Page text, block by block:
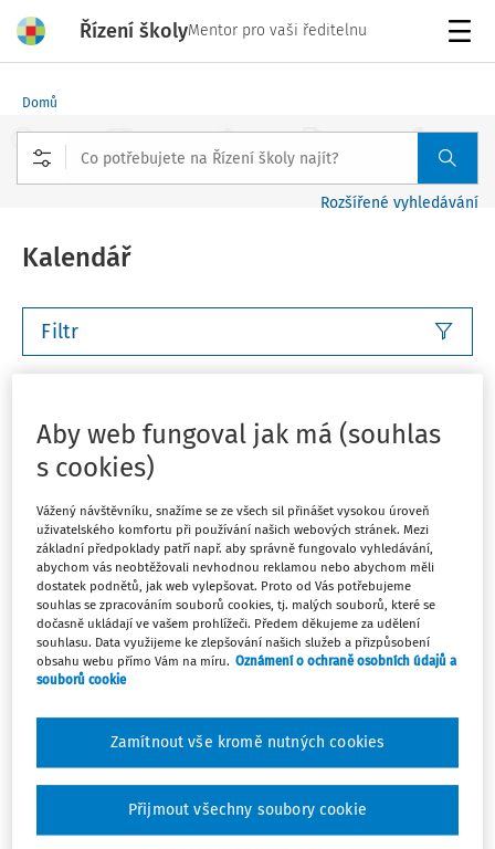
Řízení školyMentor pro vaši ředitelnu
Domů
Rozšířené vyhledávání
Kalendář
Filtr
Vlastní rozsah
1 REJSTŘÍK ŠKOL A ŠKOLSKÝCH ZAŘÍZENÍ
Žádost o zápis školy nebo školského
zařízení do rejstříku škol a školských
zařízení
Můj plán 1. 9. - 30. 9.
Máte předplatné? Přihlaste se.
Aby web fungoval jak má (souhlas
s cookies)
Vážený návštěvníku, snažíme se ze všech sil přinášet vysokou úroveň
uživatelského komfortu při používání našich webových stránek. Mezi
základní předpoklady patří např. aby správně fungovalo vyhledávání,
abychom vás neobtěžovali nevhodnou reklamou nebo abychom měli
dostatek podnětů, jak web vylepšovat. Proto od Vás potřebujeme
souhlas se zpracováním souborů cookies, tj. malých souborů, které se
dočasně ukládají ve vašem prohlížeči. Předem děkujeme za udělení
souhlasu. Data využijeme ke zlepšování našich služeb a přizpůsobení
obsahu webu přímo Vám na míru. Oznámení o ochraně osobních údajů a
souborů cookie
Zamítnout vše kromě nutných cookies
Přijmout všechny soubory cookie